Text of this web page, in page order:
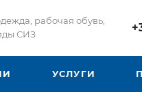
рабочая обувь,
СИЗ
УСЛУГИ